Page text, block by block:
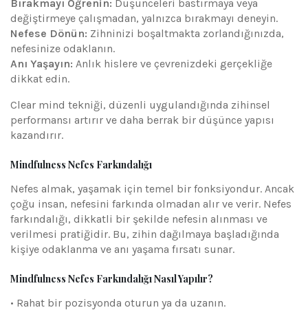
Bırakmayı Öğrenin: Düşünceleri bastırmaya veya
değiştirmeye çalışmadan, yalnızca bırakmayı deneyin.
Nefese Dönün: Zihninizi boşaltmakta zorlandığınızda,
nefesinize odaklanın.
Anı Yaşayın: Anlık hislere ve çevrenizdeki gerçekliğe
dikkat edin.
Clear mind tekniği, düzenli uygulandığında zihinsel
performansı artırır ve daha berrak bir düşünce yapısı
kazandırır.
Mindfulness Nefes Farkındalığı
Nefes almak, yaşamak için temel bir fonksiyondur. Ancak
çoğu insan, nefesini farkında olmadan alır ve verir. Nefes
farkındalığı, dikkatli bir şekilde nefesin alınması ve
verilmesi pratiğidir. Bu, zihin dağılmaya başladığında
kişiye odaklanma ve anı yaşama fırsatı sunar.
Mindfulness Nefes Farkındalığı Nasıl Yapılır?
• Rahat bir pozisyonda oturun ya da uzanın.